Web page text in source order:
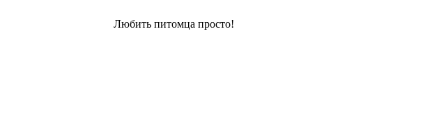
Любить питомца просто!